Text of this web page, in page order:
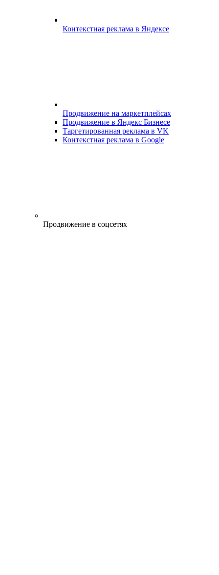
Контекстная реклама в Яндексе
Продвижение на маркетплейсах
Продвижение в Яндекс Бизнесе
Таргетированная реклама в VK
Контекстная реклама в Google
Продвижение в соцсетях